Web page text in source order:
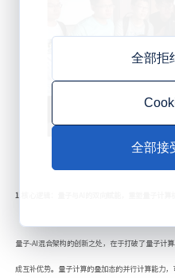
1.核心逻辑：量子与AI的双向赋能，重塑量子计算
量子-AI混合架构的创新之处，在于打破了量子计
成互补优势。量子计算的叠加态的并行计算能力
全部拒
全部接